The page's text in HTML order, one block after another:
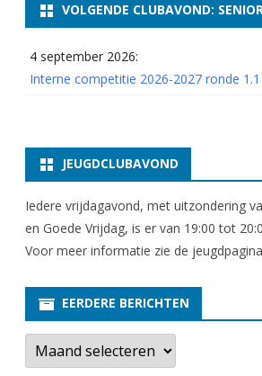
VOLGENDE CLUBAVOND:
4 september 2026:
Interne competitie 2026-2027 ronde 1.1
JEUGDCLUBAVOND
Iedere vrijdagavond, met uitzondering
en Goede Vrijdag, is er van 19:00 tot
Voor meer informatie zie de jeugdpagina
EERDERE BERICHTEN
E
r